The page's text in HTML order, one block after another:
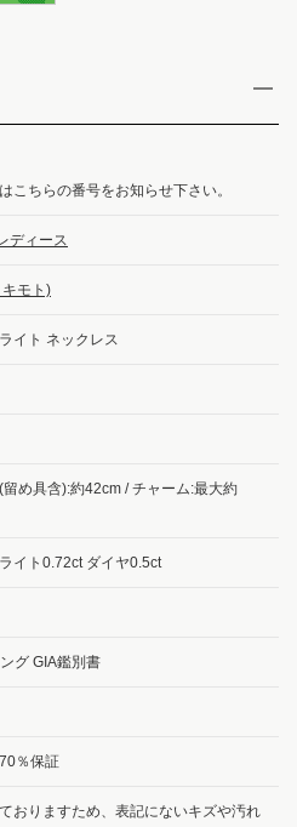
こちらの番号をお知らせ下さい。
ディース
キモト)
イト ネックレス
め具含):約42cm / チャーム:最大約
イト0.72ct ダイヤ0.5ct
グ GIA鑑別書
％保証
おりますため、表記にないキズや汚れ